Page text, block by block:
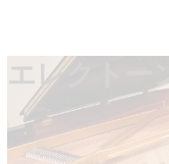
エレクトー